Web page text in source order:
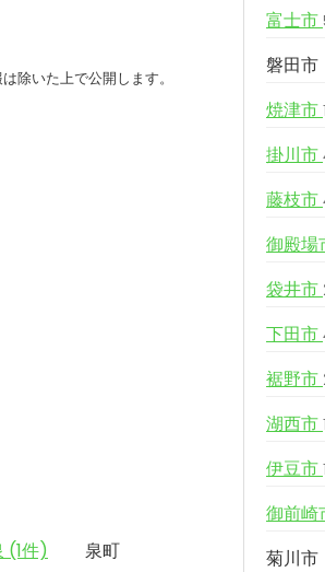
除いた上で公開します。
(1件)
泉町
富士市
磐田市
焼津市
掛川市
藤枝市
御殿場
袋井市
下田市
裾野市
湖西市
伊豆市
御前崎
菊川市